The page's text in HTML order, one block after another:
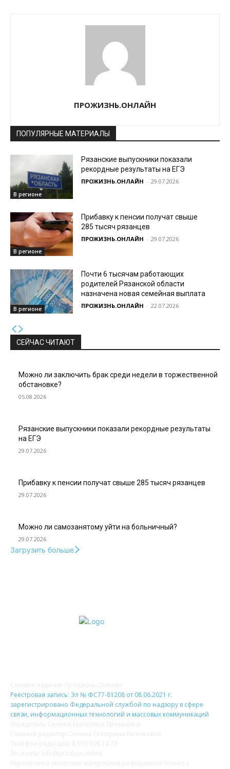
ПРОЖИЗНЬ.ОНЛАЙН
ПОПУЛЯРНЫЕ МАТЕРИАЛЫ
В регионе
Рязанские выпускники показали
рекордные результаты на ЕГЭ
ПРОЖИЗНЬ.ОНЛАЙН - 29.07.2026
В регионе
Прибавку к пенсии получат свыше
285 тысяч рязанцев
ПРОЖИЗНЬ.ОНЛАЙН - 29.07.2026
В регионе
Почти 6 тысячам работающих
родителей Рязанской области
назначена новая семейная выплата
ПРОЖИЗНЬ.ОНЛАЙН - 22.07.2026
СЕЙЧАС ЧИТАЮТ
Можно ли заключить брак среди недели в торжественной
обстановке?
05.08.2026
Рязанские выпускники показали рекордные результаты
на ЕГЭ
29.07.2026
Прибавку к пенсии получат свыше 285 тысяч рязанцев
29.07.2026
Можно ли самозанятому уйти на больничный?
29.07.2026
Загрузить больше
Реестровая запись: Эл № ФС77-81208 от 08.06.2021 г.
зарегистрировано Федеральной службой по надзору в сфере
связи, информационных технологий и массовых коммуникаций